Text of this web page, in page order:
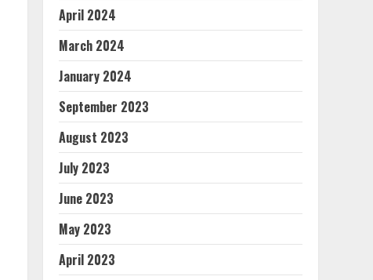
April 2024
March 2024
January 2024
September 2023
August 2023
July 2023
June 2023
May 2023
April 2023